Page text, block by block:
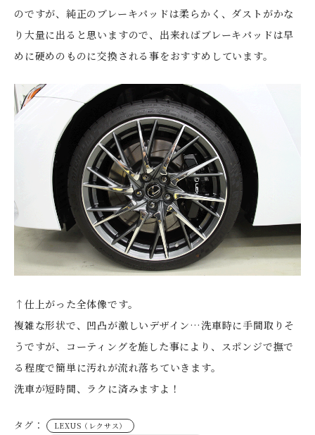
のですが、純正のブレーキパッドは柔らかく、ダストがかな
り大量に出ると思いますので、出来ればブレーキパッドは早
めに硬めのものに交換される事をおすすめしています。
↑仕上がった全体像です。
複雑な形状で、凹凸が激しいデザイン…洗車時に手間取りそ
うですが、コーティングを施した事により、スポンジで撫で
る程度で簡単に汚れが流れ落ちていきます。
洗車が短時間、ラクに済みますよ！
タグ：
LEXUS（レクサス）